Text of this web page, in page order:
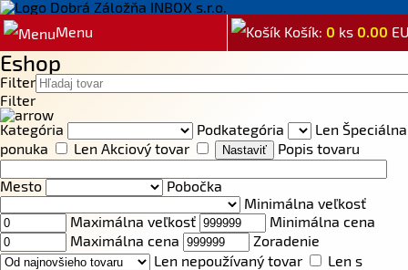
Menu Košík: 0 ks 0.00
Eshop
Filter
Filter
Kategória
Podkategória
Len Špeciálna
ponuka
Len Akciový tovar Popis tovaru
Mesto
Pobočka
Minimálna veľkosť
Maximálna veľkosť
Minimálna cena
Maximálna cena
Zoradenie
Len nepoužívaný tovar
Len s